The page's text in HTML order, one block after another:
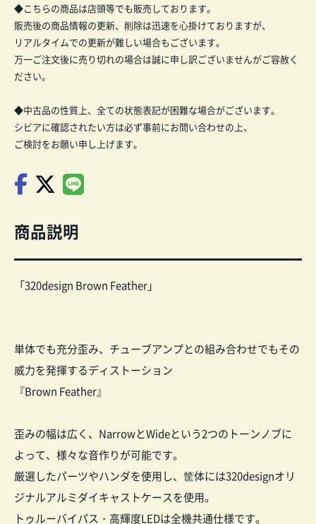
◆こちらの商品は店頭等でも販売しております。
販売後の商品情報の更新、削除は迅速を心掛けておりますが、
リアルタイムでの更新が難しい場合もございます。
万一ご注文後に売り切れの場合は誠に申し訳ございませんがご容赦く
ださい。
◆中古品の性質上、全ての状態表記が困難な場合がございます。
シビアに確認されたい方は必ず事前にお問い合わせの上、
ご検討をお願い申し上げます。
商品説明
「320design Brown Feather」
単体でも充分歪み、チューブアンプとの組み合わせでもその
威力を発揮するディストーション
『Brown Feather』
歪みの幅は広く、NarrowとWideという2つのトーンノブに
よって、様々な音作りが可能です。
厳選したパーツやハンダを使用し、筐体には320designオリ
ジナルアルミダイキャストケースを使用。
トゥルーバイパス・高輝度LEDは全機共通仕様です。